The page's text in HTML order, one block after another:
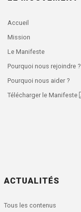
Accueil
Mission
Le Manifeste
Pourquoi nous rejoindre ?
Pourquoi nous aider ?
Télécharger le Manifeste
ACTUALITÉS
Tous les contenus